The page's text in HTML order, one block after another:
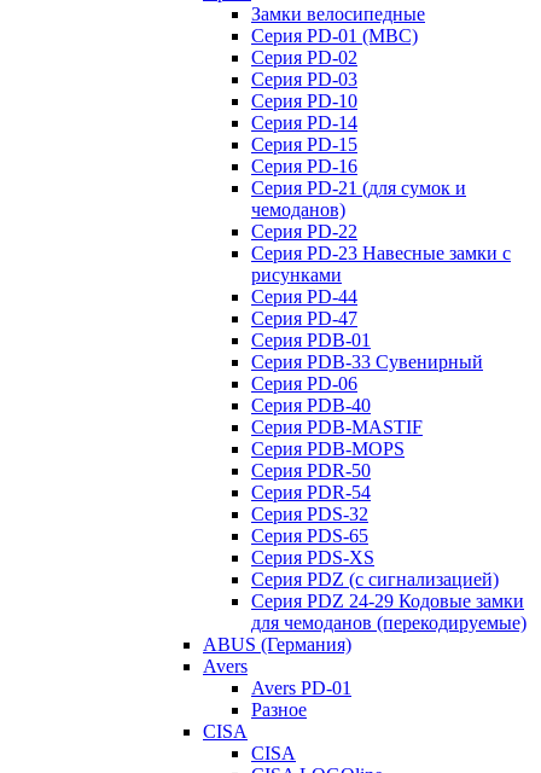
Замки велосипедные
Серия PD-01 (МВС)
Серия PD-02
Серия PD-03
Серия PD-10
Серия PD-14
Серия PD-15
Серия PD-16
Серия PD-21 (для сумок и
чемоданов)
Серия PD-22
Серия PD-23 Навесные замки с
рисунками
Серия PD-44
Серия PD-47
Серия PDB-01
Серия PDB-33 Сувенирный
Серия PD-06
Серия PDB-40
Серия PDB-MASTIF
Серия PDB-MOPS
Серия PDR-50
Серия PDR-54
Серия PDS-32
Серия PDS-65
Серия PDS-XS
Серия PDZ (с сигнализацией)
Серия PDZ 24-29 Кодовые замки
для чемоданов (перекодируемые)
ABUS (Германия)
Avers
Avers PD-01
Разное
CISA
CISA